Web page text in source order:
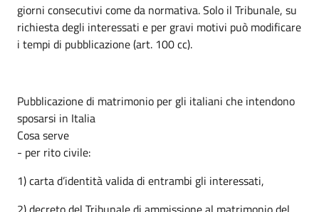
giorni consecutivi come da normativa. Solo il Tribunale, su
richiesta degli interessati e per gravi motivi può modificare
i tempi di pubblicazione (art. 100 cc).
Pubblicazione di matrimonio per gli italiani che intendono
sposarsi in Italia
Cosa serve
- per rito civile:
1) carta d’identità valida di entrambi gli interessati,